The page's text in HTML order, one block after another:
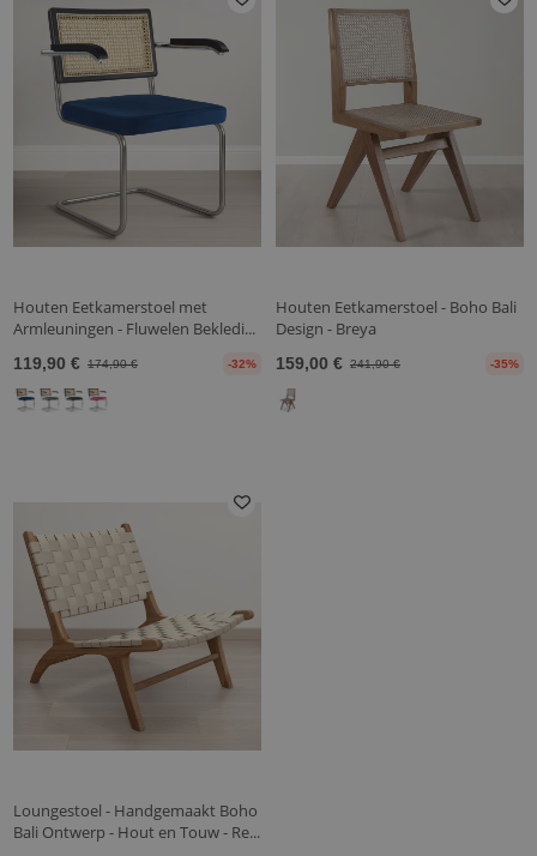
Houten Eetkamerstoel met
Armleuningen - Fluwelen Bekledi...
119,90 € 174,90 € -32%
Houten Eetkamerstoel - Boho Bali
Design - Breya
159,00 € 241,90 € -35%
Loungestoel - Handgemaakt Boho
Bali Ontwerp - Hout en Touw - Re...